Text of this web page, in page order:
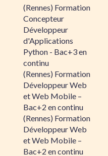
(Rennes) Formation
Concepteur
Développeur
d'Applications
Python - Bac+3 en
continu
(Rennes) Formation
Développeur Web
et Web Mobile –
Bac+2 en continu
(Rennes) Formation
Développeur Web
et Web Mobile –
Bac+2 en continu